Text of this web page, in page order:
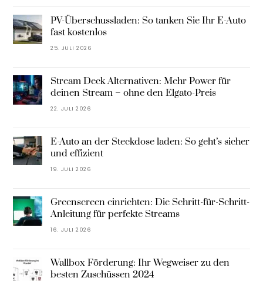
PV-Überschussladen: So tanken Sie Ihr E-Auto
fast kostenlos
25. JULI 2026
Stream Deck Alternativen: Mehr Power für
deinen Stream – ohne den Elgato-Preis
22. JULI 2026
E-Auto an der Steckdose laden: So geht’s sicher
und effizient
19. JULI 2026
Greenscreen einrichten: Die Schritt-für-Schritt-
Anleitung für perfekte Streams
16. JULI 2026
Wallbox Förderung: Ihr Wegweiser zu den
besten Zuschüssen 2024